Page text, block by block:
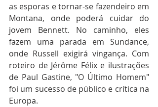
as esporas e tornar-se fazendeiro em
Montana, onde poderá cuidar do
jovem Bennett. No caminho, eles
fazem uma parada em Sundance,
onde Russell exigirá vingança. Com
roteiro de Jérôme Félix e ilustrações
de Paul Gastine, "O Último Homem"
foi um sucesso de público e crítica na
Europa.